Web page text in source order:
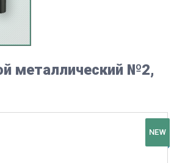
металлический №2,
NEW